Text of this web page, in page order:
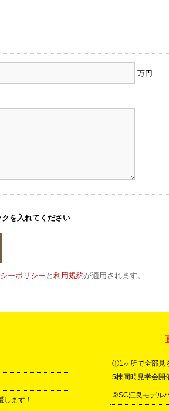
万円
を入れてください
ーポリシー と 利用規約が適用されます。
します！
①1ヶ所で全部見
5棟同時見学会開
②SC江良モデル